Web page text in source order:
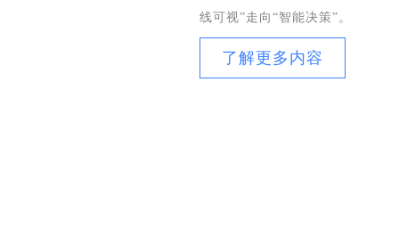
线可视”走向“智能决策”。
了解更多内容